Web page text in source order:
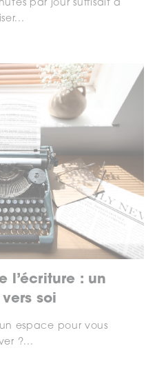
par jour suffisait à
l’écriture : un
soi
espace pour vous
?...